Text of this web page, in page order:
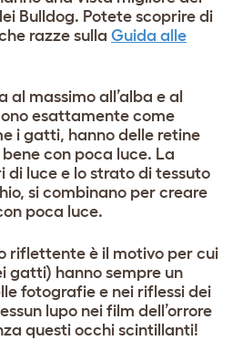
Bulldog. Potete scoprire di
razze sulla Guida alle
al massimo all’alba e al
esattamente come
i gatti, hanno delle retine
con poca luce. La
luce e lo strato di tessuto
si combinano per creare
poca luce.
riflettente è il motivo per cui
gatti) hanno sempre un
fotografie e nei riflessi dei
lupo nei film dell’orrore
questi occhi scintillanti!